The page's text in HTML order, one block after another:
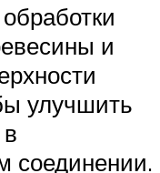
и
улучшить
соединении.